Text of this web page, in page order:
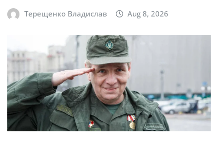
Терещенко Владислав Aug 8, 2026